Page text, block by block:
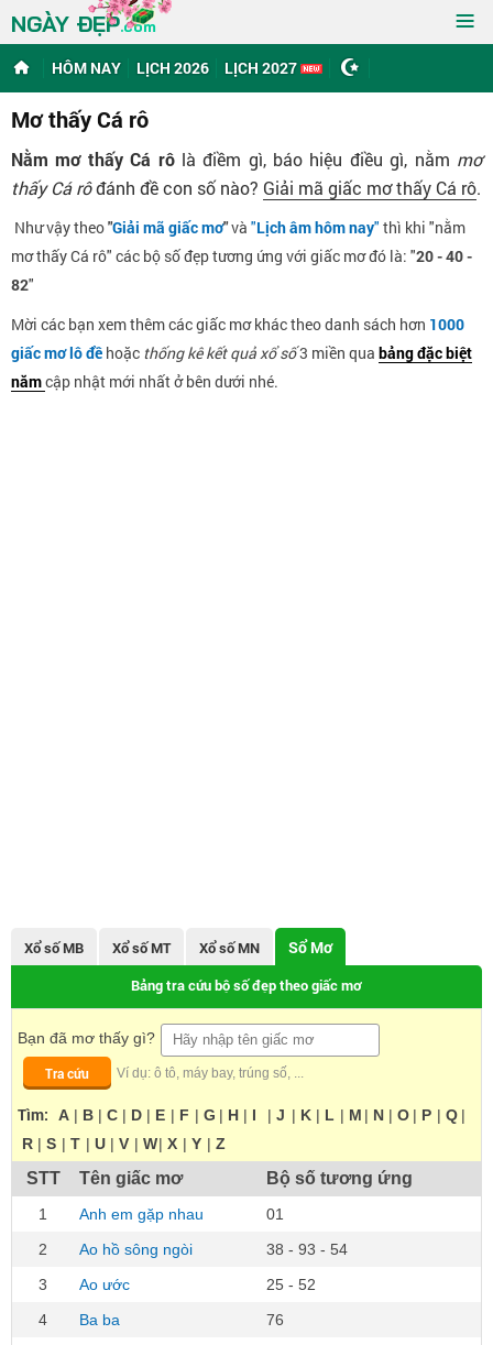
NGÀY ĐẸP.com ≡
HÔM NAY LỊCH 2026 LỊCH 2027
Mơ thấy Cá rô
Nằm mơ thấy Cá rôlà điềm gì, báo hiệu điều gì, nằm mơ
thấy Cá rôđánh đề con số nào? Giải mã giấc mơ thấy Cá rô.
Như vậy theo"Giải mã giấc mơ"và "Lịch âm hôm nay" thì khi "nằm
mơ thấy Cá rô" các bộ số đẹp tương ứng với giấc mơ đó là: "20 - 40 -
82"
Mời các bạn xem thêm các giấc mơ khác theo danh sách hơn 1000
giấc mơ lô đề hoặc thống kê kết quả xổ số3 miền qua bảng đặc biệt
nămcập nhật mới nhất ở bên dưới nhé.
Xổ số MB Xổ số MT Xổ số MN Sổ Mơ
Bảng tra cứu bộ số đẹp theo giấc mơ
Bạn đã mơ thấy gì?
Tra cứu
Ví dụ: ô tô, máy bay, trúng số, ...
Tìm: A | B | C | D | E | F | G | H | I | J | K | L | M | N | O | P | Q |
R | S | T | U | V | W| X | Y | Z
STT Tên giấc mơ Bộ số tương ứng
1 Anh em gặp nhau
01
2
Ao hồ sông ngòi
38 - 93 - 54
3
Ao ước
25 - 52
4
Ba ba
76